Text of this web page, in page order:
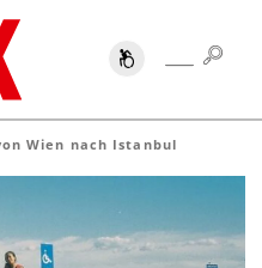
SUCHE
Wien nach Istanbul